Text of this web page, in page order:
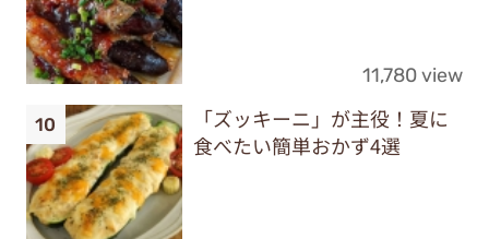
11,780 view
「ズッキーニ」が主役！夏に
食べたい簡単おかず4選